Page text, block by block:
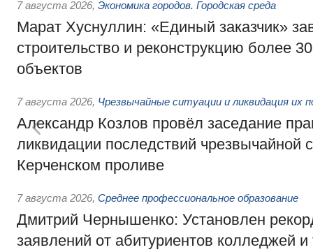
7 августа 2026, Экономика городов. Городская среда
Марат Хуснуллин: «Единый заказчик»
строительство и реконструкцию более
объектов
7 августа 2026, Чрезвычайные ситуации и ликвидация их
Александр Козлов провёл заседание
ликвидации последствий чрезвычайной
Керченском проливе
7 августа 2026, Среднее профессиональное образование
Дмитрий Чернышенко: Установлен
заявлений от абитуриентов колледжей и